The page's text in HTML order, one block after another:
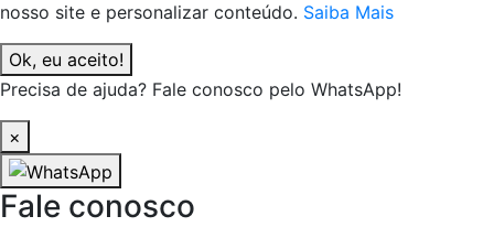
nosso site e personalizar conteúdo. Saiba Mais
Ok, eu aceito!
Precisa de ajuda? Fale conosco pelo WhatsApp!
×
Fale conosco